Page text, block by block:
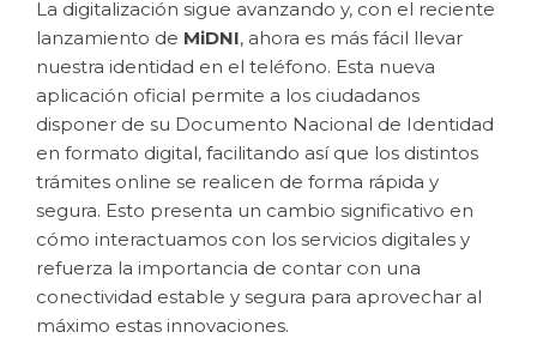
La digitalización sigue avanzando y, con el reciente
lanzamiento de MiDNI, ahora es más fácil llevar
nuestra identidad en el teléfono. Esta nueva
aplicación oficial permite a los ciudadanos
disponer de su Documento Nacional de Identidad
en formato digital, facilitando así que los distintos
trámites online se realicen de forma rápida y
segura. Esto presenta un cambio significativo en
cómo interactuamos con los servicios digitales y
refuerza la importancia de contar con una
conectividad estable y segura para aprovechar al
máximo estas innovaciones.